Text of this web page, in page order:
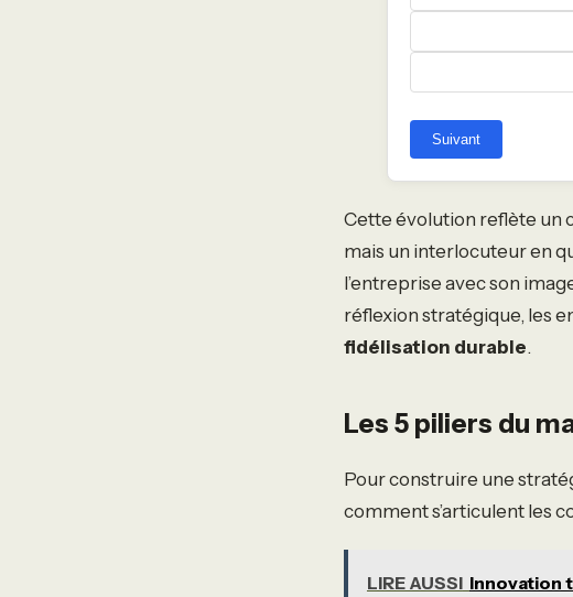
Suivant
Cette évolution reflète un
mais un interlocuteur en
l’entreprise avec son
réflexion stratégique, les
fidélisation durable.
Les 5 piliers du
Pour construire une
comment s’articulent les
LIRE AUSSI Innovation